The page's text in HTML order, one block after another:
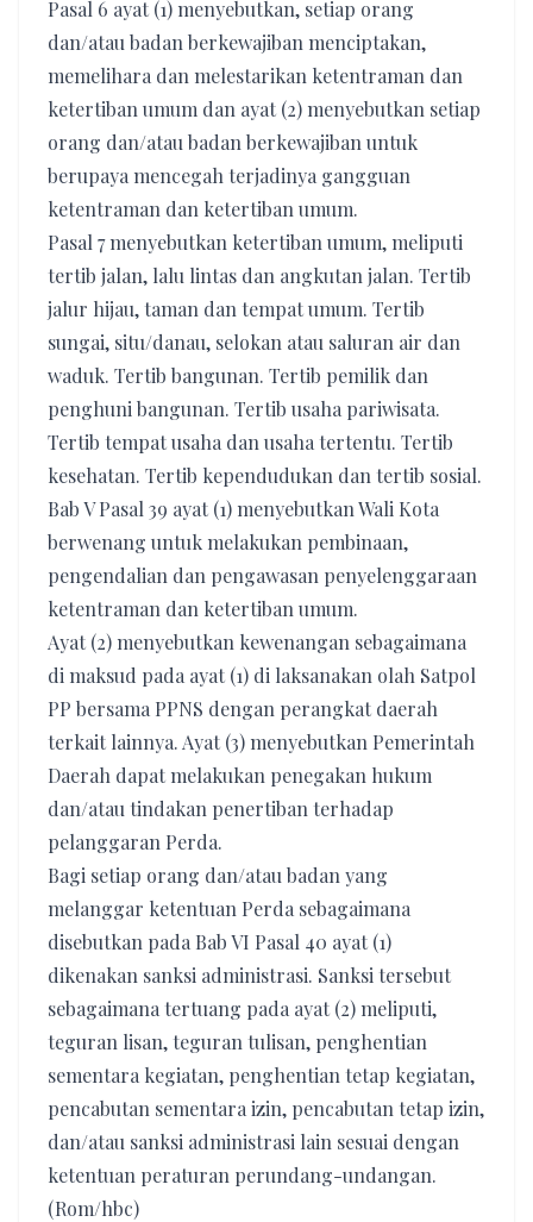
Pasal 6 ayat (1) menyebutkan, setiap orang
dan/atau badan berkewajiban menciptakan,
memelihara dan melestarikan ketentraman dan
ketertiban umum dan ayat (2) menyebutkan setiap
orang dan/atau badan berkewajiban untuk
berupaya mencegah terjadinya gangguan
ketentraman dan ketertiban umum.
Pasal 7 menyebutkan ketertiban umum, meliputi
tertib jalan, lalu lintas dan angkutan jalan. Tertib
jalur hijau, taman dan tempat umum. Tertib
sungai, situ/danau, selokan atau saluran air dan
waduk. Tertib bangunan. Tertib pemilik dan
penghuni bangunan. Tertib usaha pariwisata.
Tertib tempat usaha dan usaha tertentu. Tertib
kesehatan. Tertib kependudukan dan tertib sosial.
Bab V Pasal 39 ayat (1) menyebutkan Wali Kota
berwenang untuk melakukan pembinaan,
pengendalian dan pengawasan penyelenggaraan
ketentraman dan ketertiban umum.
Ayat (2) menyebutkan kewenangan sebagaimana
di maksud pada ayat (1) di laksanakan olah Satpol
PP bersama PPNS dengan perangkat daerah
terkait lainnya. Ayat (3) menyebutkan Pemerintah
Daerah dapat melakukan penegakan hukum
dan/atau tindakan penertiban terhadap
pelanggaran Perda.
Bagi setiap orang dan/atau badan yang
melanggar ketentuan Perda sebagaimana
disebutkan pada Bab VI Pasal 40 ayat (1)
dikenakan sanksi administrasi. Sanksi tersebut
sebagaimana tertuang pada ayat (2) meliputi,
teguran lisan, teguran tulisan, penghentian
sementara kegiatan, penghentian tetap kegiatan,
pencabutan sementara izin, pencabutan tetap izin,
dan/atau sanksi administrasi lain sesuai dengan
ketentuan peraturan perundang-undangan.
(Rom/hbc)